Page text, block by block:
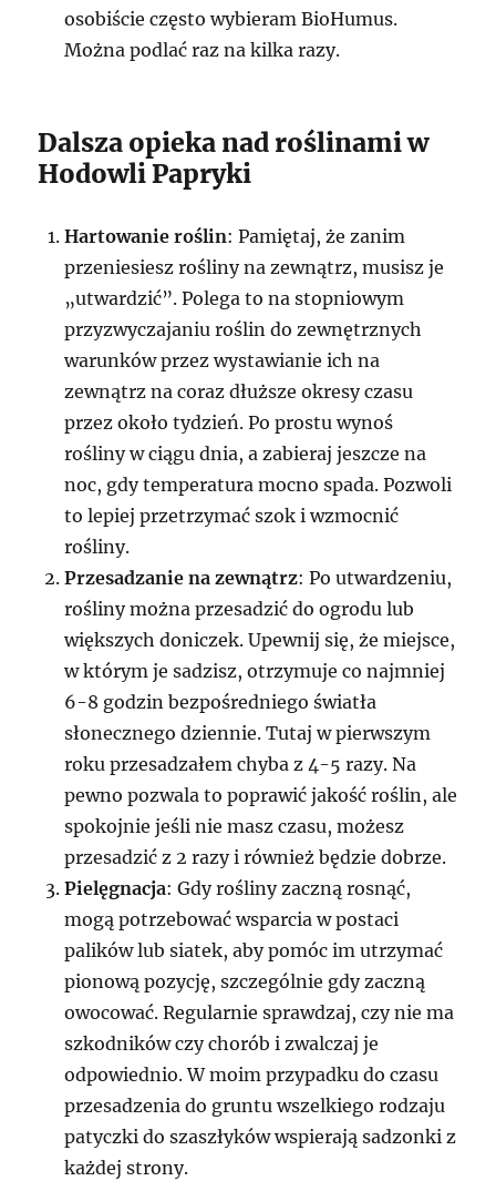
osobiście często wybieram BioHumus.
Można podlać raz na kilka razy.
Dalsza opieka nad roślinami w
Hodowli Papryki
Hartowanie roślin: Pamiętaj, że zanim
przeniesiesz rośliny na zewnątrz, musisz je
„utwardzić”. Polega to na stopniowym
przyzwyczajaniu roślin do zewnętrznych
warunków przez wystawianie ich na
zewnątrz na coraz dłuższe okresy czasu
przez około tydzień. Po prostu wynoś
rośliny w ciągu dnia, a zabieraj jeszcze na
noc, gdy temperatura mocno spada. Pozwoli
to lepiej przetrzymać szok i wzmocnić
rośliny.
Przesadzanie na zewnątrz: Po utwardzeniu,
rośliny można przesadzić do ogrodu lub
większych doniczek. Upewnij się, że miejsce,
w którym je sadzisz, otrzymuje co najmniej
6-8 godzin bezpośredniego światła
słonecznego dziennie. Tutaj w pierwszym
roku przesadzałem chyba z 4-5 razy. Na
pewno pozwala to poprawić jakość roślin, ale
spokojnie jeśli nie masz czasu, możesz
przesadzić z 2 razy i również będzie dobrze.
Pielęgnacja: Gdy rośliny zaczną rosnąć,
mogą potrzebować wsparcia w postaci
palików lub siatek, aby pomóc im utrzymać
pionową pozycję, szczególnie gdy zaczną
owocować. Regularnie sprawdzaj, czy nie ma
szkodników czy chorób i zwalczaj je
odpowiednio. W moim przypadku do czasu
przesadzenia do gruntu wszelkiego rodzaju
patyczki do szaszłyków wspierają sadzonki z
każdej strony.